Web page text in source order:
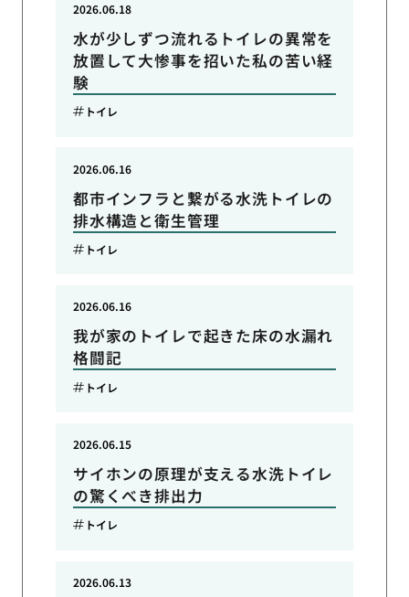
水が少しずつ流れるトイレの異常を
放置して大惨事を招いた私の苦い経
験
2026.06.18
トイレ
都市インフラと繋がる水洗トイレの
排水構造と衛生管理
2026.06.16
トイレ
我が家のトイレで起きた床の水漏れ
格闘記
2026.06.16
トイレ
サイホンの原理が支える水洗トイレ
の驚くべき排出力
2026.06.15
トイレ
2026.06.13